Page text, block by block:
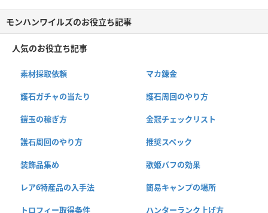
モンハンワイルズのお役立ち記事
人気のお役立ち記事
素材採取依頼 マカ錬金
護石ガチャの当たり 護石周回のやり方
鎧玉の稼ぎ方 金冠チェックリスト
護石周回のやり方 推奨スペック
装飾品集め 歌姫バフの効果
レア6特産品の入手法 簡易キャンプの場所
トロフィー取得条件 ハンターランク上げ方